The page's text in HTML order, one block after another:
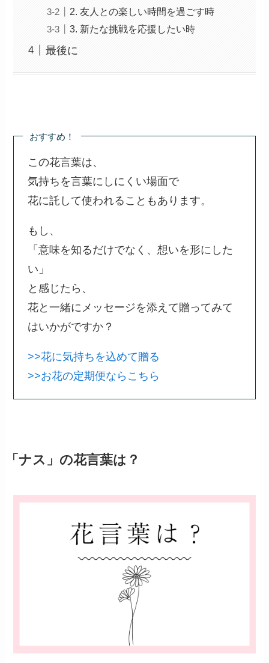
2. 友人との楽しい時間を過ごす時
3. 新たな挑戦を応援したい時
最後に
おすすめ！
この花言葉は、
気持ちを言葉にしにくい場面で
花に託して使われることもあります。
もし、
「意味を知るだけでなく、想いを形にした
い」
と感じたら、
花と一緒にメッセージを添えて贈ってみて
はいかがですか？
>>花に気持ちを込めて贈る
>>お花の定期便ならこちら
「ナス」の花言葉は？